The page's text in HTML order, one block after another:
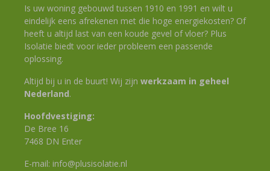
Is uw woning gebouwd tussen 1910 en 1991 en wilt u
eindelijk eens afrekenen met die hoge energiekosten? Of
heeft u altijd last van een koude gevel of vloer? Plus
Isolatie biedt voor ieder probleem een passende
oplossing.
Altijd bij u in de buurt! Wij zijn werkzaam in geheel
Nederland.
Hoofdvestiging:
De Bree 16
7468 DN Enter
E-mail: info@plusisolatie.nl